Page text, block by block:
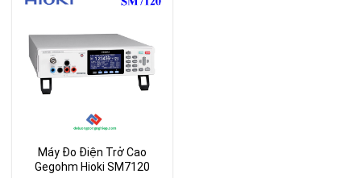
Máy Đo Điện Trở Cao
Gegohm Hioki SM7120